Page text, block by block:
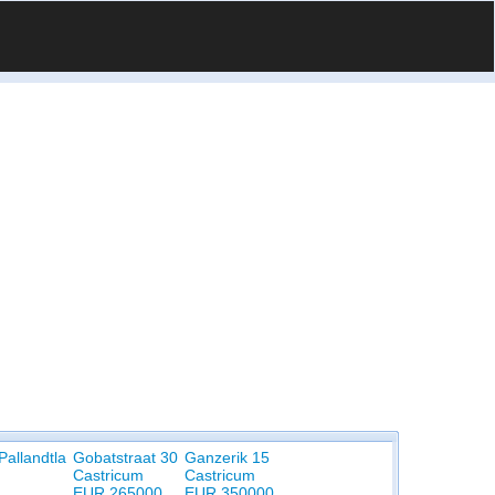
Gobatstraat 30
Castricum
Ganzerik 15
Castricum